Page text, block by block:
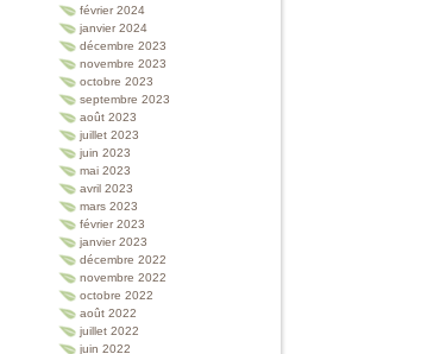
février 2024
janvier 2024
décembre 2023
novembre 2023
octobre 2023
septembre 2023
août 2023
juillet 2023
juin 2023
mai 2023
avril 2023
mars 2023
février 2023
janvier 2023
décembre 2022
novembre 2022
octobre 2022
août 2022
juillet 2022
juin 2022